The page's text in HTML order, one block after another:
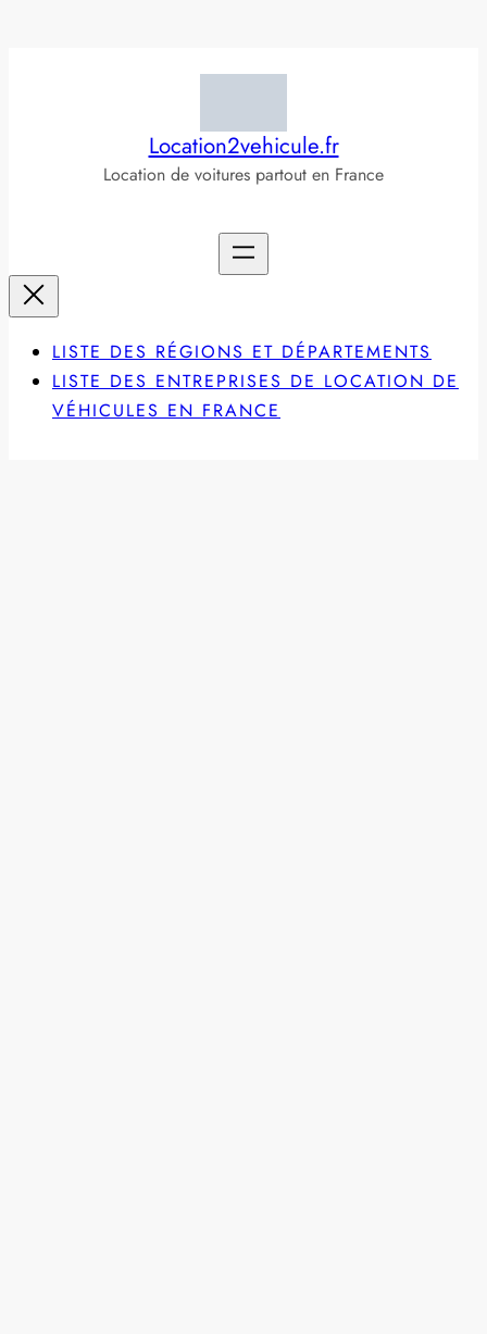
Location2vehicule.fr
Location de voitures partout en France
LISTE DES RÉGIONS ET DÉPARTEMENTS
LISTE DES ENTREPRISES DE LOCATION DE
VÉHICULES EN FRANCE